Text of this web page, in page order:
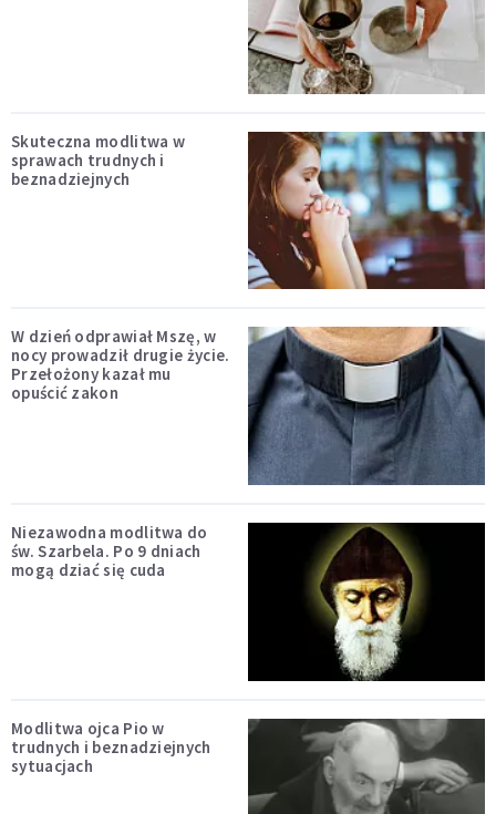
Skuteczna modlitwa w
sprawach trudnych i
beznadziejnych
W dzień odprawiał Mszę, w
nocy prowadził drugie życie.
Przełożony kazał mu
opuścić zakon
Niezawodna modlitwa do
św. Szarbela. Po 9 dniach
mogą dziać się cuda
Modlitwa ojca Pio w
trudnych i beznadziejnych
sytuacjach